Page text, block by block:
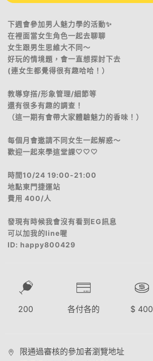
下週會參加男人魅力學的活動✨
在裡面當女生角色一起去聊聊
女生跟男生思維大不同～
好玩的情境題，會一直想探討下去
(連女生都覺得很有趣哈哈！）
教導穿搭/形象管理/細節等
還有很多有趣的調查！
（這一期有會帶大家體驗魅力的香味！）
每個月會邀請不同女生一起解惑～
歡迎一起來學這堂課🤍🤍🤍
時間10/24 19:00-21:00
地點東門捷運站
費用 400/人
發現有時候我會沒有看到EG訊息
可以加我的line喔
ID: happy800429
200 各付各的 $ 400
限通過審核的參加者瀏覽地址